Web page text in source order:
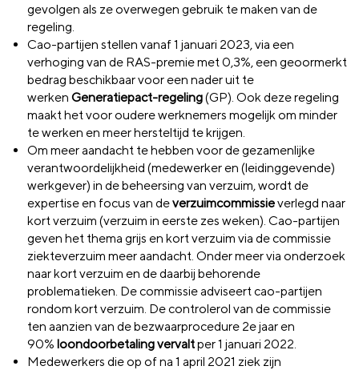
gevolgen als ze overwegen gebruik te maken van de
regeling.
Cao-partijen stellen vanaf 1 januari 2023, via een
verhoging van de RAS-premie met 0,3%, een geoormerkt
bedrag beschikbaar voor een nader uit te
werken Generatiepact-regeling(GP). Ook deze regeling
maakt het voor oudere werknemers mogelijk om minder
te werken en meer hersteltijd te krijgen.
Om meer aandacht te hebben voor de gezamenlijke
verantwoordelijkheid (medewerker en (leidinggevende)
werkgever) in de beheersing van verzuim, wordt de
expertise en focus van deverzuimcommissieverlegd naar
kort verzuim (verzuim in eerste zes weken). Cao-partijen
geven het thema grijs en kort verzuim via de commissie
ziekteverzuim meer aandacht. Onder meer via onderzoek
naar kort verzuim en de daarbij behorende
problematieken. De commissie adviseert cao-partijen
rondom kort verzuim. De controlerol van de commissie
ten aanzien van de bezwaarprocedure 2e jaar en
90% loondoorbetaling vervaltper 1 januari 2022.
Medewerkers die op of na 1 april 2021 ziek zijn